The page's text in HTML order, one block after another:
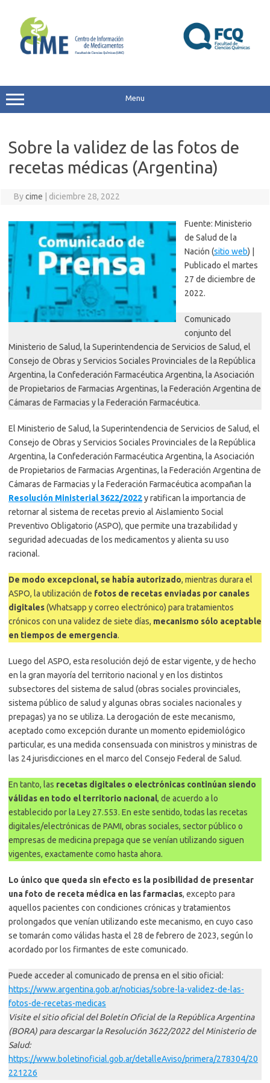
content
Menu
Sobre la validez de las fotos de
recetas médicas (Argentina)
Bycime diciembre 28, 2022
Fuente: Ministerio
de Salud de la
Nación (sitio web) |
Publicado el martes
27 de diciembre de
2022.
Comunicado
conjunto del
Ministerio de Salud, la Superintendencia de Servicios de Salud, el
Consejo de Obras y Servicios Sociales Provinciales de la República
Argentina, la Confederación Farmacéutica Argentina, la Asociación
de Propietarios de Farmacias Argentinas, la Federación Argentina de
Cámaras de Farmacias y la Federación Farmacéutica.
El Ministerio de Salud, la Superintendencia de Servicios de Salud, el
Consejo de Obras y Servicios Sociales Provinciales de la República
Argentina, la Confederación Farmacéutica Argentina, la Asociación
de Propietarios de Farmacias Argentinas, la Federación Argentina de
Cámaras de Farmacias y la Federación Farmacéutica acompañan la
Resolución Ministerial 3622/2022y ratifican la importancia de
retornar al sistema de recetas previo al Aislamiento Social
Preventivo Obligatorio (ASPO), que permite una trazabilidad y
seguridad adecuadas de los medicamentos y alienta su uso
racional.
De modo excepcional, se había autorizado, mientras durara el
ASPO, la utilización de fotos de recetas enviadas por canales
digitales(Whatsapp y correo electrónico) para tratamientos
crónicos con una validez de siete días, mecanismo sólo aceptable
en tiempos de emergencia.
Luego del ASPO, esta resolución dejó de estar vigente, y de hecho
en la gran mayoría del territorio nacional y en los distintos
subsectores del sistema de salud (obras sociales provinciales,
sistema público de salud y algunas obras sociales nacionales y
prepagas) ya no se utiliza. La derogación de este mecanismo,
aceptado como excepción durante un momento epidemiológico
particular, es una medida consensuada con ministros y ministras de
las 24 jurisdicciones en el marco del Consejo Federal de Salud.
En tanto, las recetas digitales o electrónicas continúan siendo
válidas en todo el territorio nacional, de acuerdo a lo
establecido por la Ley 27.553. En este sentido, todas las recetas
digitales/electrónicas de PAMI, obras sociales, sector público o
empresas de medicina prepaga que se venían utilizando siguen
vigentes, exactamente como hasta ahora.
Lo único que queda sin efecto es la posibilidad de presentar
una foto de receta médica en las farmacias, excepto para
aquellos pacientes con condiciones crónicas y tratamientos
prolongados que venían utilizando este mecanismo, en cuyo caso
se tomarán como válidas hasta el 28 de febrero de 2023, según lo
acordado por los firmantes de este comunicado.
Puede acceder al comunicado de prensa en el sitio oficial:
https://www.argentina.gob.ar/noticias/sobre-la-validez-de-las-
fotos-de-recetas-medicas
Visite el sitio oficial del Boletín Oficial de la República Argentina
(BORA) para descargar la Resolución 3622/2022 del Ministerio de
Salud:
https://www.boletinoficial.gob.ar/detalleAviso/primera/278304/20
221226